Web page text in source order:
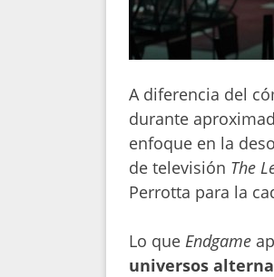
A diferencia del
durante
enfoque en la
de televisión The
Perrotta para la
Lo que Endgame
universos